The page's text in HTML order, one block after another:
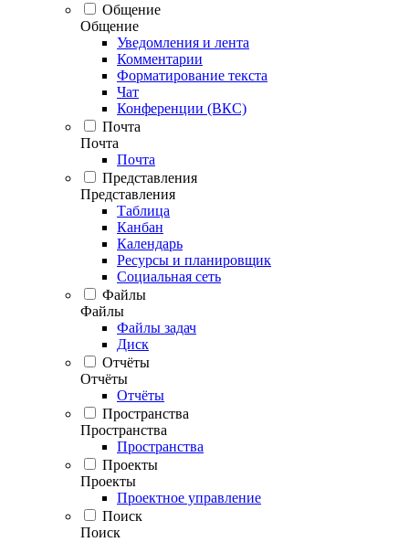
Общение
Общение
Уведомления и лента
Комментарии
Форматирование текста
Чат
Конференции (ВКС)
Почта
Почта
Почта
Представления
Представления
Таблица
Канбан
Календарь
Ресурсы и планировщик
Социальная сеть
Файлы
Файлы
Файлы задач
Диск
Отчёты
Отчёты
Отчёты
Пространства
Пространства
Пространства
Проекты
Проекты
Проектное управление
Поиск
Поиск